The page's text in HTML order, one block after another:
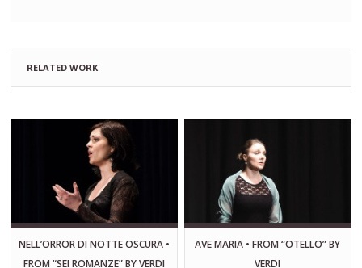
RELATED WORK
NELL’ORROR DI NOTTE OSCURA •
FROM “SEI ROMANZE” BY VERDI
AVE MARIA • FROM “OTELLO” BY
VERDI